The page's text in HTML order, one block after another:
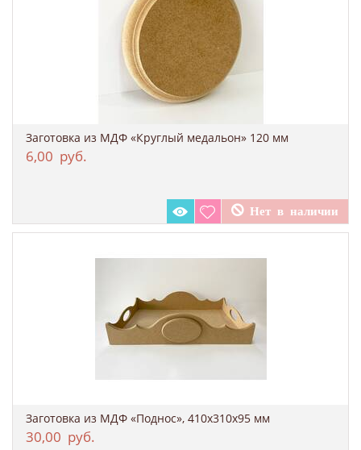
Заготовка из МДФ «Круглый медальон» 120 мм
6,00 руб.
Заготовка из МДФ «Поднос», 410х310x95 мм
30,00 руб.